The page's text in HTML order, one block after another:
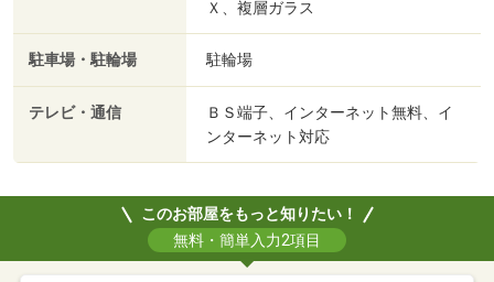
Ｘ、複層ガラス
駐車場・駐輪場 駐輪場
テレビ・通信
ＢＳ端子、インターネット無料、イ
ンターネット対応
このお部屋をもっと知りたい！
無料・簡単入力2項目